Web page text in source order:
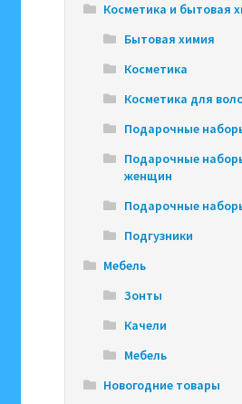
Косметика и бытовая
Бытовая химия
Косметика
Косметика для
Подарочные
Подарочные
женщин
Подарочные
Подгузники
Мебель
Зонты
Качели
Мебель
Новогодние товары